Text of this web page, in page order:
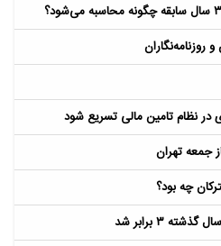
روزنامه‌نگاران
در نظام تامین مالی تسریع شود
جمعه تهران
چه بود؟
۳ برابر شد